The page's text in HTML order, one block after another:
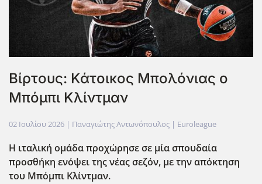
Βίρτους: Κάτοικος Μπολόνιας ο
Μπόμπι Κλίντμαν
02 Ιουλίου 2026 | Παναγιώτης Αντωνόπουλος | Euroleague
Η ιταλική ομάδα προχώρησε σε μία σπουδαία
προσθήκη ενόψει της νέας σεζόν, με την απόκτηση
του Μπόμπι Κλίντμαν.